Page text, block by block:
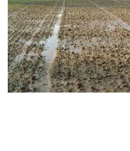
Qualité des eaux - Limiter
transfert phyto
La directive cadre sur l'eau vise à
qualité des eaux – superficielle et...
20 DÉC. 2012